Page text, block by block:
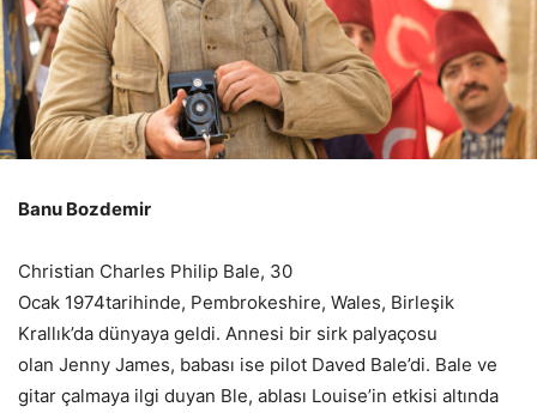
Banu Bozdemir
Christian Charles Philip Bale, 30
Ocak 1974tarihinde, Pembrokeshire, Wales, Birleşik
Krallık’da dünyaya geldi. Annesi bir sirk palyaçosu
olan Jenny James, babası ise pilot Daved Bale’di. Bale ve
gitar çalmaya ilgi duyan Ble, ablası Louise’in etkisi altında